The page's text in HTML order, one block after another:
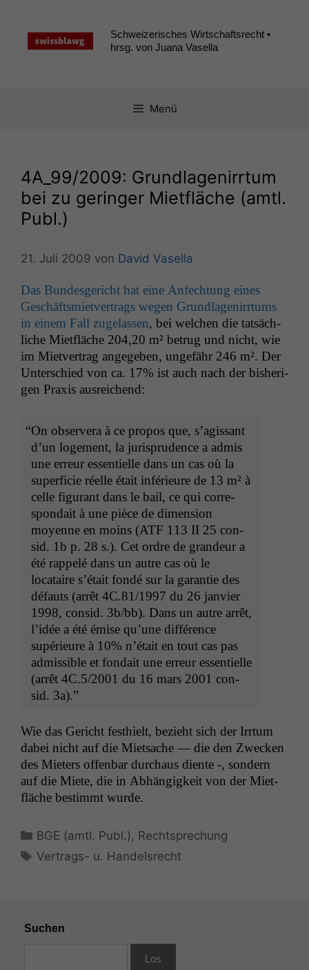
springen
Schweizerisches Wirtschaftsrecht •
hrsg. von Juana Vasella
Menü
4A_99/2009: Grundlagenirrtum
bei zu geringer Mietfläche (amtl.
Publ.)
21. Juli 2009 von David Vasella
Das Bun­des­gericht hat eine Anfech­tung eines
Geschäftsmi­etver­trags wegen Grund­la­genir­rtums
in einem Fall zuge­lassen, bei welchen die tat­säch­
liche Miet­fläche 204,20 m² betrug und nicht, wie
im Mietver­trag angegeben, unge­fähr 246 m². Der
Unter­schied von ca. 17% ist auch nach der bish­eri­
gen Prax­is ausreichend:
“On observera à ce pro­pos que, s’agis­sant
d’un loge­ment, la jurispru­dence a admis
une erreur essen­tielle dans un cas où la
super­fi­cie réelle était inférieure de 13 m² à
celle fig­u­rant dans le bail, ce qui cor­re­
spondait à une pièce de dimen­sion
moyenne en moins (ATF 113 II 25 con­
sid. 1b p. 28 s.). Cet ordre de grandeur a
été rap­pelé dans un autre cas où le
locataire s’é­tait fondé sur la garantie des
défauts (arrêt 4C.81/1997 du 26 jan­vi­er
1998, con­sid. 3b/bb). Dans un autre arrêt,
l’idée a été émise qu’une dif­férence
supérieure à 10% n’é­tait en tout cas pas
admis­si­ble et fondait une erreur essen­tielle
(arrêt 4C.5/2001 du 16 mars 2001 con­
sid. 3a).”
Wie das Gericht fes­thielt, bezieht sich der Irrtum
dabei nicht auf die Miet­sache — die den Zweck­en
des Mieters offen­bar dur­chaus diente -, son­dern
auf die Miete, die in Abhängigkeit von der Miet­
fläche bes­timmt wurde.
Kategorien
BGE (amtl. Publ.) , Rechtsprechung
Schlagwörter
Vertrags- u. Handelsrecht
Suchen